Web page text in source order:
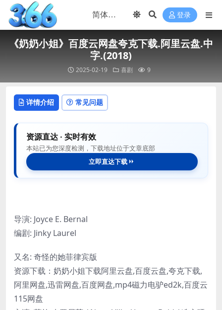
登录
《奶奶小姐》百度云网盘夸克下载.阿里云盘.中
字.(2018)
2025-02-19 喜剧 9
详情介绍 常见问题
资源直达 · 实时有效
本站已为您深度检测，下载地址位于文章底部
立即直达下载
导演: Joyce E. Bernal
编剧: Jinky Laurel
又名: 奇怪的她菲律宾版
资源下载：奶奶小姐下载阿里云盘,百度云盘,夸克下载,
阿里网盘,迅雷网盘,百度网盘,mp4磁力电驴ed2k,百度云
115网盘